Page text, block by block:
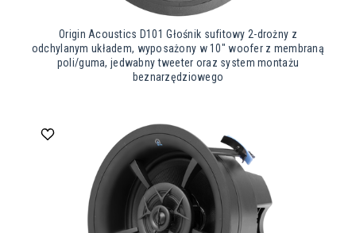
Origin Acoustics D101 Głośnik sufitowy 2-drożny z
odchylanym układem, wyposażony w 10″ woofer z membraną
poli/guma, jedwabny tweeter oraz system montażu
beznarzędziowego